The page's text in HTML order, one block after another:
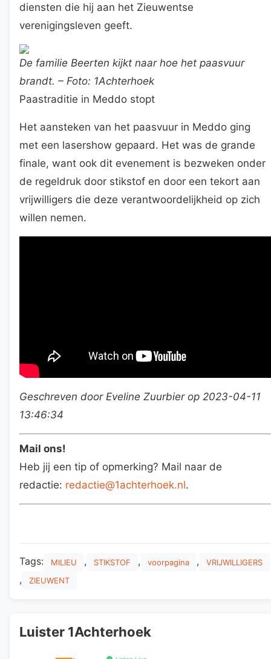
diensten die hij aan het Zieuwentse
verenigingsleven geeft.
De familie Beerten kijkt naar hoe het paasvuur
brandt. – Foto: 1Achterhoek
Paastraditie in Meddo stopt
Het aansteken van het paasvuur in Meddo ging
met een lasershow gepaard. Het was de grande
finale, want ook dit evenement is bezweken onder
de regeldruk door stikstof en door een tekort aan
vrijwilligers die deze verantwoordelijkheid op zich
willen nemen.
Geschreven door Eveline Zuurbier op 2023-04-11
13:46:34
Mail ons!
Heb jij een tip of opmerking? Mail naar de
redactie: redactie@1achterhoek.nl.
Tags: MILIEU , STIKSTOF , voorpagina , VRIJWILLIGERS
, ZIEUWENT
Luister 1Achterhoek